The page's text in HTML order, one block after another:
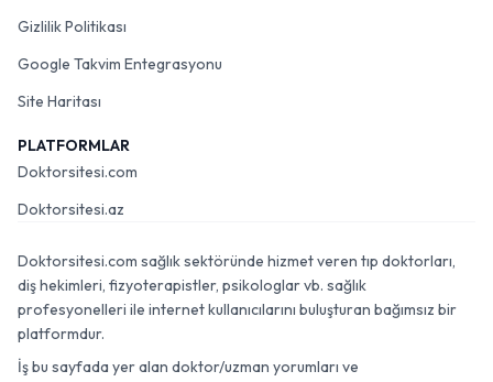
Gizlilik Politikası
Google Takvim Entegrasyonu
Site Haritası
PLATFORMLAR
Doktorsitesi.com
Doktorsitesi.az
Doktorsitesi.com sağlık sektöründe hizmet veren tıp doktorları,
diş hekimleri, fizyoterapistler, psikologlar vb. sağlık
profesyonelleri ile internet kullanıcılarını buluşturan bağımsız bir
platformdur.
İş bu sayfada yer alan doktor/uzman yorumları ve